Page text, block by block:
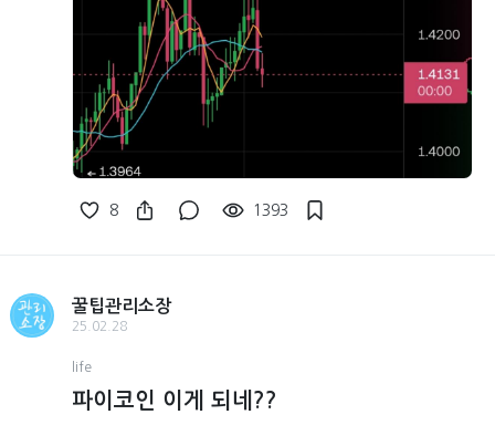
8 1393
꿀팁관리소장
25.02.28
life
파이코인 이게 되네??